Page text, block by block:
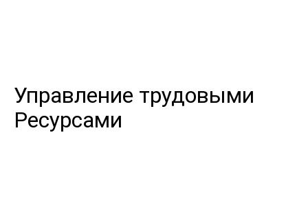
Управление трудовыми
Ресурсами